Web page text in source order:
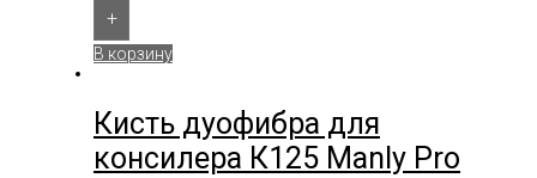
+
В корзину
Кисть дуофибра для
консилера К125 Manly Pro